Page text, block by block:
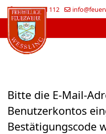
Im Notfall 112
Bitte die E-Mail-
Benutzerkontos
Bestätigungscode